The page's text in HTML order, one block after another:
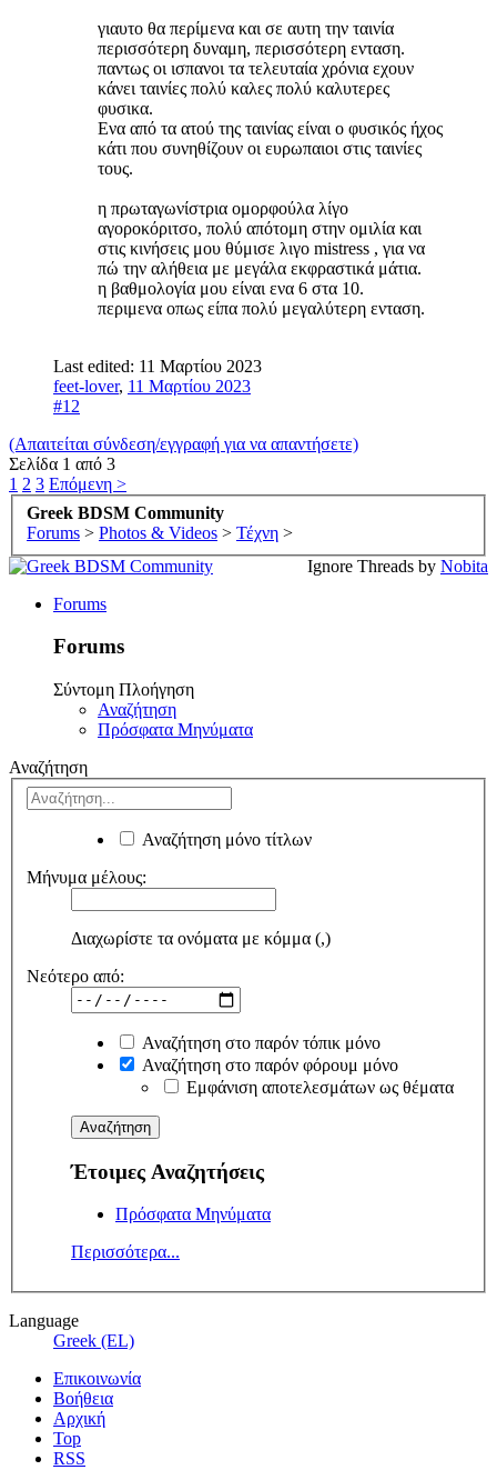
γιαυτο θα περίμενα και σε αυτη την ταινία
περισσότερη δυναμη, περισσότερη ενταση.
παντως οι ισπανοι τα τελευταία χρόνια εχουν
κάνει ταινίες πολύ καλες πολύ καλυτερες
φυσικα.
Ενα από τα ατού της ταινίας είναι ο φυσικός ήχος
κάτι που συνηθίζουν οι ευρωπαιοι στις ταινίες
τους.
η πρωταγωνίστρια ομορφούλα λίγο
αγοροκόριτσο, πολύ απότομη στην ομιλία και
στις κινήσεις μου θύμισε λιγο mistress , για να
πώ την αλήθεια με μεγάλα εκφραστικά μάτια.
η βαθμολογία μου είναι ενα 6 στα 10.
περιμενα οπως είπα πολύ μεγαλύτερη ενταση.
Last edited: 11 Μαρτίου 2023
feet-lover, 11 Μαρτίου 2023
#12
(Απαιτείται σύνδεση/εγγραφή για να απαντήσετε)
Σελίδα 1 από 3
1 2 3 Επόμενη >
Greek BDSM Community
Forums > Photos & Videos > Τέχνη >
Ignore Threads by Nobita
Forums
Forums
Σύντομη Πλοήγηση
Αναζήτηση
Πρόσφατα Μηνύματα
Αναζήτηση
Αναζήτηση μόνο τίτλων
Μήνυμα μέλους:
Διαχωρίστε τα ονόματα με κόμμα (,)
Νεότερο από:
Αναζήτηση στο παρόν τόπικ μόνο
Αναζήτηση στο παρόν φόρουμ μόνο
Εμφάνιση αποτελεσμάτων ως θέματα
Έτοιμες Αναζητήσεις
Πρόσφατα Μηνύματα
Περισσότερα...
Language
Greek (EL)
Επικοινωνία
Βοήθεια
Αρχική
Top
RSS